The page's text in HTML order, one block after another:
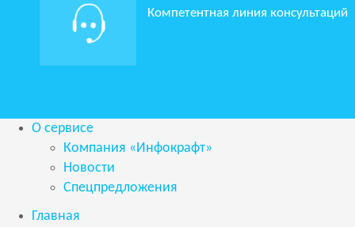
Компетентная линия консультаций
О сервисе
Компания «Инфокрафт»
Новости
Спецпредложения
Главная